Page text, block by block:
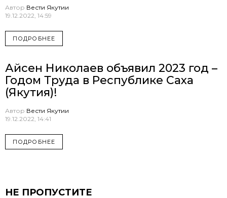
Автор Вести Якутии
19.12.2022, 14:59
ПОДРОБНЕЕ
Айсен Николаев объявил 2023 год –
Годом Труда в Республике Саха
(Якутия)!
Автор Вести Якутии
19.12.2022, 14:41
ПОДРОБНЕЕ
НЕ ПРОПУСТИТЕ